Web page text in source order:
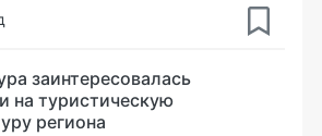
заинтересовалась
на туристическую
региона